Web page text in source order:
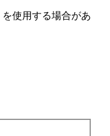
使⽤する場合があ